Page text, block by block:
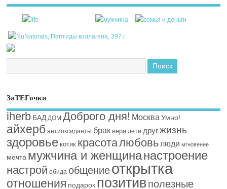
ЗаТЕГочки
iherb БАД ДОМ Доброго дня! Москва Умно!
айхерб антиоксиданты брак вера дети друг жизнь
здоровье котик красоталюбовь люди мгновение
мечта мужчина и женщинанастроение
настрой обида общениеоткрытка
отношения подарок позитивполезные